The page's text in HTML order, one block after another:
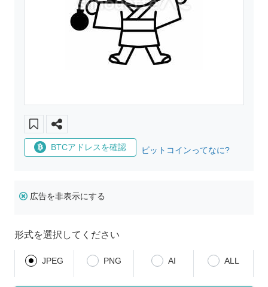
BTCアドレスを確認 ビットコインってなに?
広告を非表示にする
形式を選択してください
JPEG PNG AI ALL